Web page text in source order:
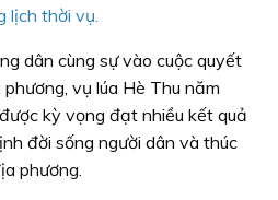
lịch thời vụ.
dân cùng sự vào cuộc quyết
vụ lúa Hè Thu năm
kỳ vọng đạt nhiều kết quả
đời sống người dân và thúc
phương.